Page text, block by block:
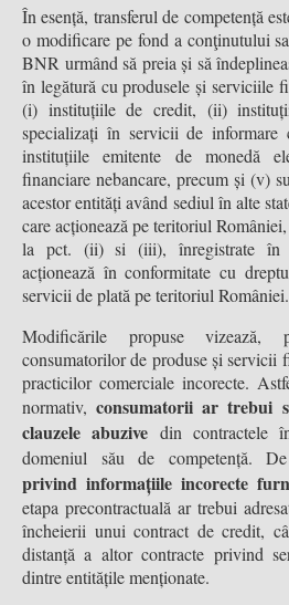
În esență, transferul de competență
o modificare pe fond a conţinutului
BNR urmând să preia și să
în legătură cu produsele și serviciile
(i) instituțiile de credit, (ii)
specializați în servicii de
instituțiile emitente de monedă
financiare nebancare, precum și (v)
acestor entități având sediul în alte
care acționează pe teritoriul
la pct. (ii) si (iii), înregistrate în
acționează în conformitate cu
servicii de plată pe teritoriul României.
Modificările propuse vizează,
consumatorilor de produse și servicii
practicilor comerciale incorecte.
normativ,consumatorii ar trebui
clauzele abuzive din contractele
domeniul său de competență. De
privind informațiile incorecte
etapa precontractuală ar trebui
încheierii unui contract de credit,
distanță a altor contracte privind
dintre entitățile menționate.